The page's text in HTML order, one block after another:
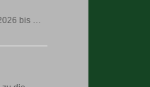
bis …